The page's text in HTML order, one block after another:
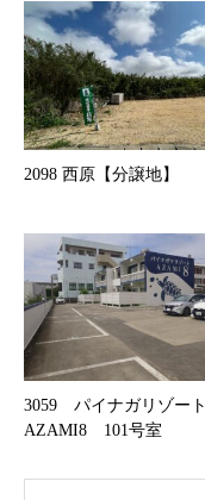
2098 西原【分譲地】
3059 パイナガリゾート
AZAMI8 101号室